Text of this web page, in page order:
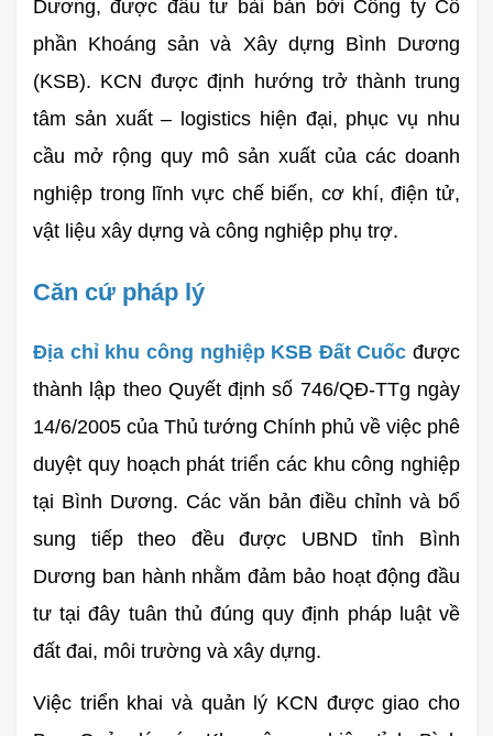
Dương, được đầu tư bài bản bởi Công ty Cổ
phần Khoáng sản và Xây dựng Bình Dương
(KSB). KCN được định hướng trở thành trung
tâm sản xuất – logistics hiện đại, phục vụ nhu
cầu mở rộng quy mô sản xuất của các doanh
nghiệp trong lĩnh vực chế biến, cơ khí, điện tử,
vật liệu xây dựng và công nghiệp phụ trợ.
Căn cứ pháp lý
Địa chỉ khu công nghiệp KSB Đất Cuốc được
thành lập theo Quyết định số 746/QĐ-TTg ngày
14/6/2005 của Thủ tướng Chính phủ về việc phê
duyệt quy hoạch phát triển các khu công nghiệp
tại Bình Dương. Các văn bản điều chỉnh và bổ
sung tiếp theo đều được UBND tỉnh Bình
Dương ban hành nhằm đảm bảo hoạt động đầu
tư tại đây tuân thủ đúng quy định pháp luật về
đất đai, môi trường và xây dựng.
Việc triển khai và quản lý KCN được giao cho